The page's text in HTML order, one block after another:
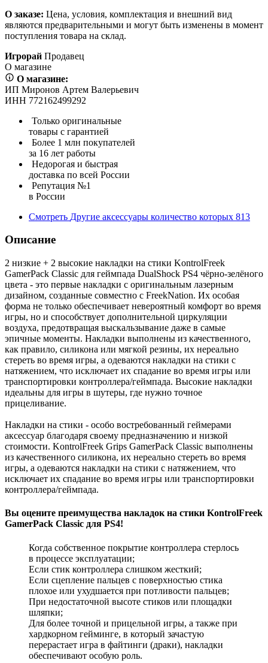
О заказе: Цена, условия, комплектация и внешний вид
являются предварительными и могут быть изменены в момент
поступления товара на склад.
Игрорай Продавец
О магазине
О магазине:
ИП Миронов Артем Валерьевич
ИНН 772162499292
Только оригинальные
товары с гарантией
Более 1 млн покупателей
за 16 лет работы
Недорогая и быстрая
доставка по всей России
Репутация №1
в России
Смотреть Другие аксессуары количество которых 813
Описание
2 низкие + 2 высокие накладки на стики KontrolFreek
GamerPack Classic для геймпада DualShock PS4 чёрно-зелёного
цвета - это первые накладки с оригинальным лазерным
дизайном, созданные совместно с FreekNation. Их особая
форма не только обеспечивает невероятный комфорт во время
игры, но и способствует дополнительной циркуляции
воздуха, предотвращая выскальзывание даже в самые
эпичные моменты. Накладки выполнены из качественного,
как правило, силикона или мягкой резины, их нереально
стереть во время игры, а одеваются накладки на стики с
натяжением, что исключает их спадание во время игры или
транспортировки контроллера/геймпада. Высокие накладки
идеальны для игры в шутеры, где нужно точное
прицеливание.
Накладки на стики - особо востребованный геймерами
аксессуар благодаря своему предназначению и низкой
стоимости. KontrolFreek Grips GamerPack Classic выполнены
из качественного силикона, их нереально стереть во время
игры, а одеваются накладки на стики с натяжением, что
исключает их спадание во время игры или транспортировки
контроллера/геймпада.
Вы оцените преимущества накладок на стики KontrolFreek
GamerPack Classic для PS4!
Когда собственное покрытие контроллера стерлось
в процессе эксплуатации;
Если стик контроллера слишком жесткий;
Если сцепление пальцев с поверхностью стика
плохое или ухудшается при потливости пальцев;
При недостаточной высоте стиков или площадки
шляпки;
Для более точной и прицельной игры, а также при
хардкорном гейминге, в который зачастую
перерастает игра в файтинги (драки), накладки
обеспечивают особую роль.